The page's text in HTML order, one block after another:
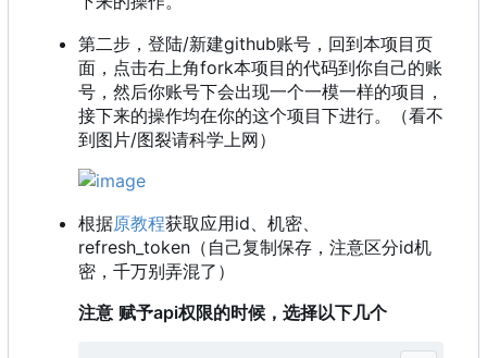
第二步，登陆/新建github账号，回到本项目页
面，点击右上角fork本项目的代码到你自己的账
号，然后你账号下会出现一个一模一样的项目，
接下来的操作均在你的这个项目下进行。（看不
到图片/图裂请科学上网）
根据原教程获取应用id、机密、
refresh_token（自己复制保存，注意区分id机
密，千万别弄混了）
注意 赋予api权限的时候，选择以下几个